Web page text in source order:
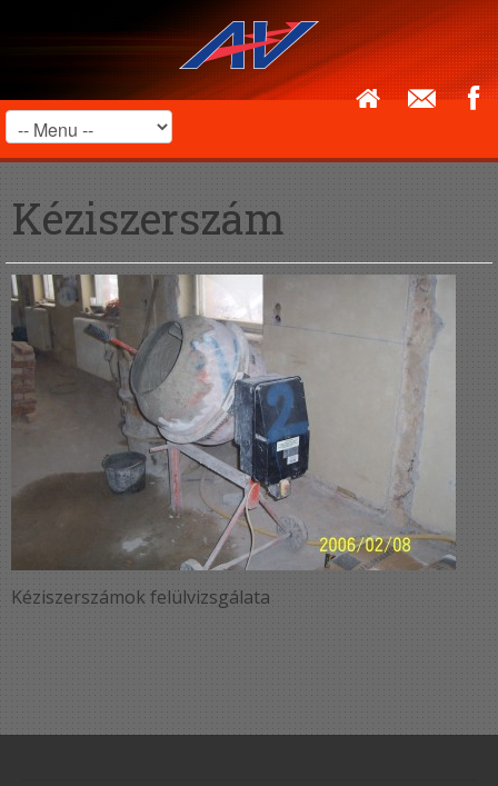
Kéziszerszám
Kéziszerszámok felülvizsgálata